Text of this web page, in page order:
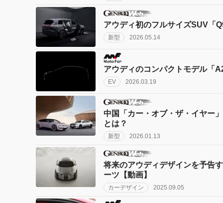
アウディ初のフルサイズSUV「
新型 2026.05.14
アウディのコンパクトモデル「
EV 2026.03.19
中国「カー・オブ・ザ・イヤー
とは？
新型 2026.01.13
将来のアウディデザインを予告
ーツ【動画】
カーデザイン 2025.09.05